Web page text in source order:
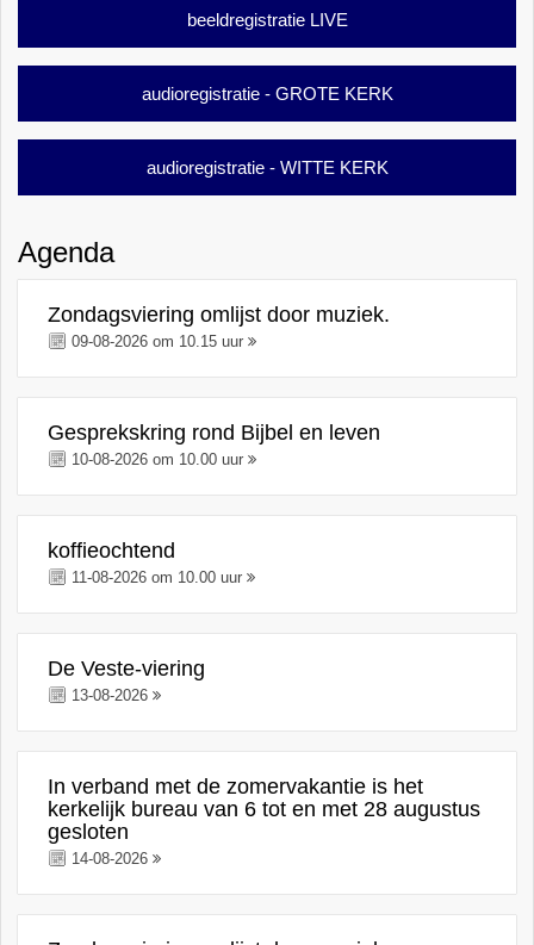
beeldregistratie LIVE
audioregistratie - GROTE KERK
audioregistratie - WITTE KERK
Agenda
Zondagsviering omlijst door muziek.
09-08-2026 om 10.15 uur
Gesprekskring rond Bijbel en leven
10-08-2026 om 10.00 uur
koffieochtend
11-08-2026 om 10.00 uur
De Veste-viering
13-08-2026
In verband met de zomervakantie is het
kerkelijk bureau van 6 tot en met 28 augustus
gesloten
14-08-2026